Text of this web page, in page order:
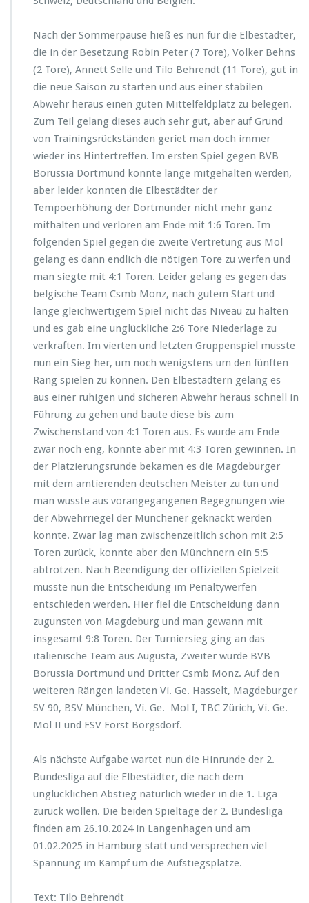
Nach der Sommerpause hieß es nun für die Elbestädter,
die in der Besetzung Robin Peter (7 Tore), Volker Behns
(2 Tore), Annett Selle und Tilo Behrendt (11 Tore), gut in
die neue Saison zu starten und aus einer stabilen
Abwehr heraus einen guten Mittelfeldplatz zu belegen.
Zum Teil gelang dieses auch sehr gut, aber auf Grund
von Trainingsrückständen geriet man doch immer
wieder ins Hintertreffen. Im ersten Spiel gegen BVB
Borussia Dortmund konnte lange mitgehalten werden,
aber leider konnten die Elbestädter der
Tempoerhöhung der Dortmunder nicht mehr ganz
mithalten und verloren am Ende mit 1:6 Toren. Im
folgenden Spiel gegen die zweite Vertretung aus Mol
gelang es dann endlich die nötigen Tore zu werfen und
man siegte mit 4:1 Toren. Leider gelang es gegen das
belgische Team Csmb Monz, nach gutem Start und
lange gleichwertigem Spiel nicht das Niveau zu halten
und es gab eine unglückliche 2:6 Tore Niederlage zu
verkraften. Im vierten und letzten Gruppenspiel musste
nun ein Sieg her, um noch wenigstens um den fünften
Rang spielen zu können. Den Elbestädtern gelang es
aus einer ruhigen und sicheren Abwehr heraus schnell in
Führung zu gehen und baute diese bis zum
Zwischenstand von 4:1 Toren aus. Es wurde am Ende
zwar noch eng, konnte aber mit 4:3 Toren gewinnen. In
der Platzierungsrunde bekamen es die Magdeburger
mit dem amtierenden deutschen Meister zu tun und
man wusste aus vorangegangenen Begegnungen wie
der Abwehrriegel der Münchener geknackt werden
konnte. Zwar lag man zwischenzeitlich schon mit 2:5
Toren zurück, konnte aber den Münchnern ein 5:5
abtrotzen. Nach Beendigung der offiziellen Spielzeit
musste nun die Entscheidung im Penaltywerfen
entschieden werden. Hier fiel die Entscheidung dann
zugunsten von Magdeburg und man gewann mit
insgesamt 9:8 Toren. Der Turniersieg ging an das
italienische Team aus Augusta, Zweiter wurde BVB
Borussia Dortmund und Dritter Csmb Monz. Auf den
weiteren Rängen landeten Vi. Ge. Hasselt, Magdeburger
SV 90, BSV München, Vi. Ge. Mol I, TBC Zürich, Vi. Ge.
Mol II und FSV Forst Borgsdorf.
Als nächste Aufgabe wartet nun die Hinrunde der 2.
Bundesliga auf die Elbestädter, die nach dem
unglücklichen Abstieg natürlich wieder in die 1. Liga
zurück wollen. Die beiden Spieltage der 2. Bundesliga
finden am 26.10.2024 in Langenhagen und am
01.02.2025 in Hamburg statt und versprechen viel
Spannung im Kampf um die Aufstiegsplätze.
Text: Tilo Behrendt